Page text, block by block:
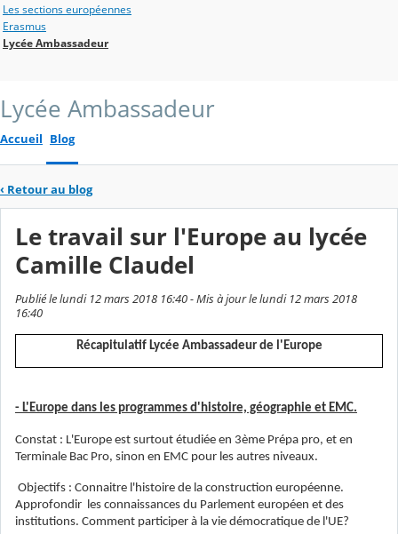
Les sections européennes
Erasmus
Lycée Ambassadeur
Lycée Ambassadeur
Accueil Blog
‹ Retour au blog
Le travail sur l'Europe au lycée
Camille Claudel
Publié le lundi 12 mars 2018 16:40 - Mis à jour le lundi 12 mars 2018
16:40
Récapitulatif Lycée Ambassadeur de l'Europe
- L'Europe dans les programmes d'histoire, géographie et EMC.
Constat : L'Europe est surtout étudiée en 3ème Prépa pro, et en
Terminale Bac Pro, sinon en EMC pour les autres niveaux.
Objectifs : Connaitre l'histoire de la construction européenne.
Approfondir les connaissances du Parlement européen et des
institutions. Comment participer à la vie démocratique de l'UE?